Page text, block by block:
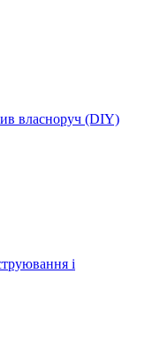
власноруч (DIY)
і